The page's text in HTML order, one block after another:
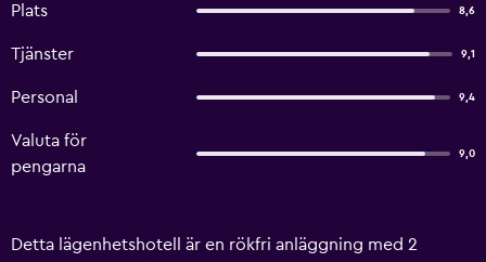
Plats 8,6
Tjänster 9,1
Personal 9,4
Valuta för
pengarna
9,0
Detta lägenhetshotell är en rökfri anläggning med 2